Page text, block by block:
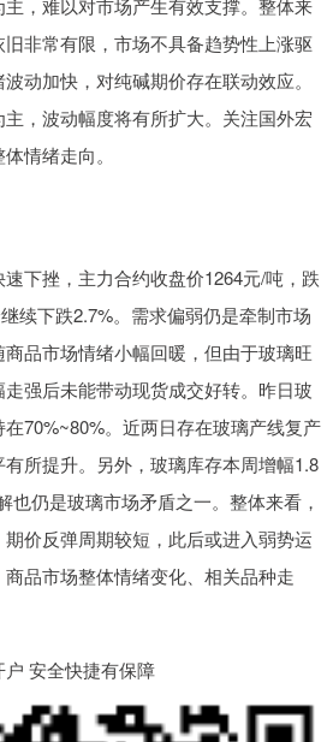
，难以对市场产生有效支撑。整体来
非常有限，市场不具备趋势性上涨驱
动加快，对纯碱期价存在联动效应。
，波动幅度将有所扩大。关注国外宏
情绪走向。
挫，主力合约收盘价1264元/吨，跌
续下跌2.7%。需求偏弱仍是牵制市场
品市场情绪小幅回暖，但由于玻璃旺
强后未能带动现货成交好转。昨日玻
70%~80%。近两日存在玻璃产线复产
所提升。另外，玻璃库存本周增幅1.8
也仍是玻璃市场矛盾之一。整体来看，
价反弹周期较短，此后或进入弱势运
品市场整体情绪变化、相关品种走
安全快捷有保障